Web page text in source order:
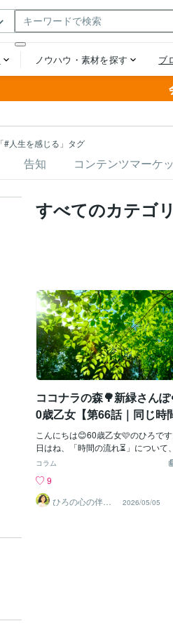
「#人生を感じる」タグ
告知 コンテンツマーケ
すべてのカテゴリ
ココナラの森🌳新緑さん
0歳乙女【第66話｜同じ時
の中で、逆に進んでいくも
の】
こんにちは😊60歳乙女🩷のひろで
日はね、「時間の流れ⏳」について
ょっと感じたことです😌この前、次
送られてきて。もうすぐ一歳👧伝え
で、目を離すとどこでも行ってしま
小さな体で一歩一歩👣、できなかっ
コラム
9
ひろの心の伴走
ルーム｜安心し
2026/05/05